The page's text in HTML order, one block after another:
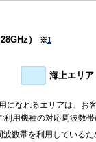
） ※1
海上エリア
になれるエリアは、お
利用機種の対応周波数
波数帯を利用している